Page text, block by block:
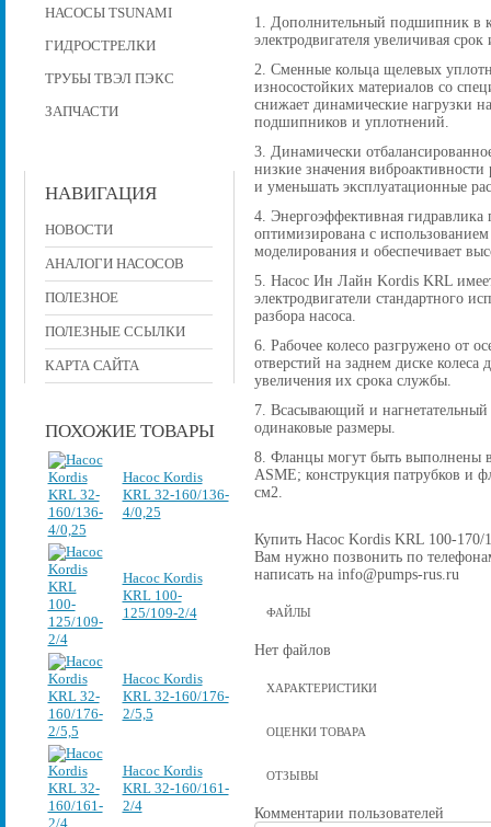
НАСОСЫ TSUNAMI
ГИДРОСТРЕЛКИ
ТРУБЫ ТВЭЛ ПЭКС
ЗАПЧАСТИ
НАВИГАЦИЯ
НОВОСТИ
АНАЛОГИ НАСОСОВ
ПОЛЕЗНОЕ
ПОЛЕЗНЫЕ ССЫЛКИ
КАРТА САЙТА
ПОХОЖИЕ ТОВАРЫ
Насос Kordis
KRL 32-160/136-
4/0,25
Насос Kordis
KRL 100-
125/109-2/4
Насос Kordis
KRL 32-160/176-
2/5,5
Насос Kordis
KRL 32-160/161-
2/4
1. Дополнительный подшипник в
электродвигателя увеличивая
2. Сменные кольца щелевых
износостойких материалов со
снижает динамические нагрузки
подшипников и уплотнений.
3. Динамически
низкие значения виброактивности
и уменьшать эксплуатационные
4. Энергоэффективная
оптимизирована с
моделирования и обеспечивает
5. Насос Ин Лайн Kordis KRL
электродвигатели стандартного
разбора насоса.
6. Рабочее колесо разгружено от
отверстий на заднем диске
увеличения их срока службы.
7. Всасывающий и
одинаковые размеры.
8. Фланцы могут быть выполнены
ASME; конструкция патрубков и
см2.
Купить Насос Kordis KRL 100-170/
Вам нужно позвонить по
написать на info@pumps-rus.ru
ФАЙЛЫ
Нет файлов
ХАРАКТЕРИСТИКИ
ОЦЕНКИ ТОВАРА
ОТЗЫВЫ
Комментарии пользователей